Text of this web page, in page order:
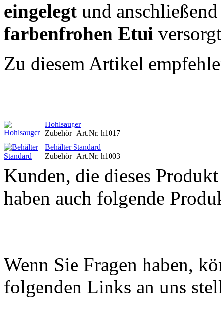
eingelegt und
farbenfrohen Etui
Zu diesem Artikel
Hohlsauger
Zubehör | Art.Nr. h1017
Behälter Standard
Zubehör | Art.Nr. h1003
Kunden, die dieses
haben auch folgende
Wenn Sie Fragen haben,
folgenden Links an uns